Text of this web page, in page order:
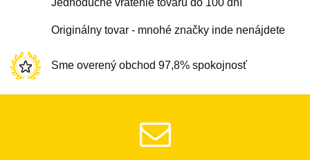
Originálny tovar - mnohé značky inde nenájdete
Sme overený obchod 97,8% spokojnosť